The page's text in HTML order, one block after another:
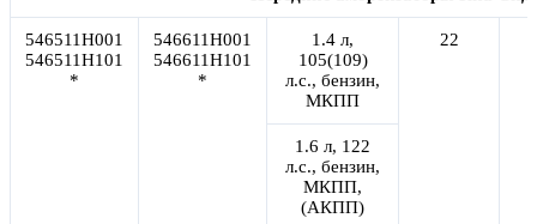
546511H001
546511H101
*
546611H001
546611H101
*
1.4 л,
105(109)
л.с., бензин,
МКПП
22
1.6 л, 122
л.с., бензин,
МКПП,
(АКПП)